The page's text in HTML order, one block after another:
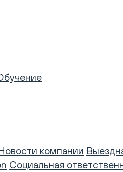
компании
Социальная